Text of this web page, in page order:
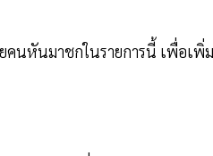
นหันมาชกในรายการนี้ เพื่อเพิ่